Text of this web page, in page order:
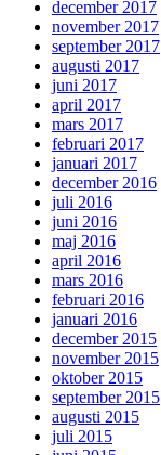
december 2017
november 2017
september 2017
augusti 2017
juni 2017
april 2017
mars 2017
februari 2017
januari 2017
december 2016
juli 2016
juni 2016
maj 2016
april 2016
mars 2016
februari 2016
januari 2016
december 2015
november 2015
oktober 2015
september 2015
augusti 2015
juli 2015